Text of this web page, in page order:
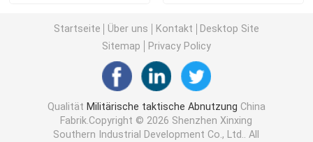
Taktischer Gang im Freien
Kampf-taktische Stiefel
Kampf-taktische Weste
Startseite Über uns Kontakt
Desktop Site
Sitemap
Privacy Policy
Qualität Militärische taktische Abnutzung China
Fabrik.Copyright © 2026 Shenzhen Xinxing
Southern Industrial Development Co., Ltd.. All